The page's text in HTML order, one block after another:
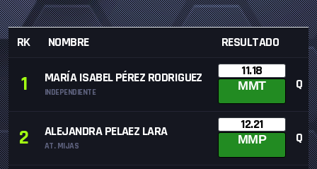
RK NOMBRE RESULTADO
1 MARÍA ISABEL PÉREZ RODRIGUEZ
INDEPENDIENTE
11.18
MMT Q
2 ALEJANDRA PELAEZ LARA
AT. MIJAS
12.21
MMP Q